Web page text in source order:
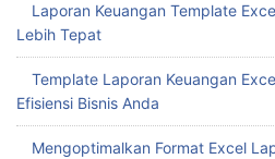
Laporan Keuangan Template
Lebih Tepat
Template Laporan Keuangan
Efisiensi Bisnis Anda
Mengoptimalkan Format Excel